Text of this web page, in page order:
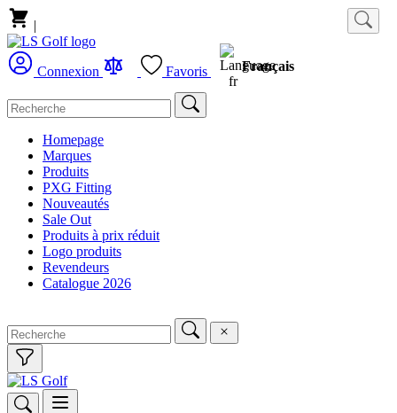
|
Connexion Favoris Français
Homepage
Marques
Produits
PXG Fitting
Nouveautés
Sale Out
Produits à prix réduit
Logo produits
Revendeurs
Catalogue 2026